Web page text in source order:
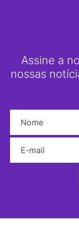
Assine a
nossas